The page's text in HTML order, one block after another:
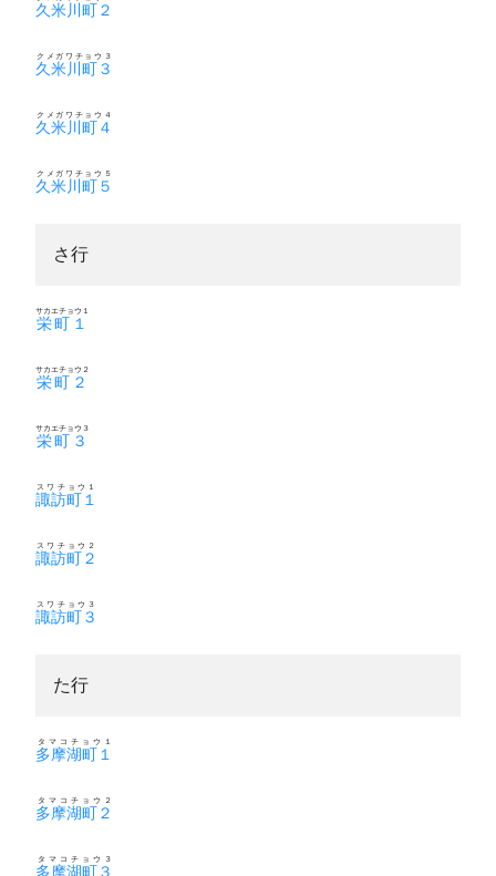
久米川町２
久米川町３
クメガワチョウ３
久米川町４
クメガワチョウ４
久米川町５
クメガワチョウ５
さ行
栄町１
サカエチョウ１
栄町２
サカエチョウ２
栄町３
サカエチョウ３
諏訪町１
スワチョウ１
諏訪町２
スワチョウ２
諏訪町３
スワチョウ３
た行
多摩湖町１
タマコチョウ１
多摩湖町２
タマコチョウ２
多摩湖町３
タマコチョウ３